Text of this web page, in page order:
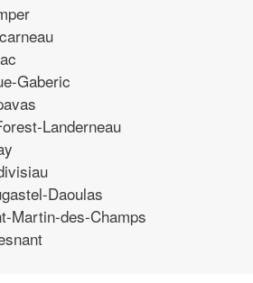
Gaberic
Landerneau
Daoulas
Martin-des-Champs